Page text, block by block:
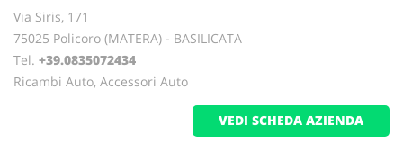
Via Siris, 171
75025 Policoro (MATERA) - BASILICATA
Tel. +39.0835072434
Ricambi Auto, Accessori Auto
VEDI SCHEDA AZIENDA